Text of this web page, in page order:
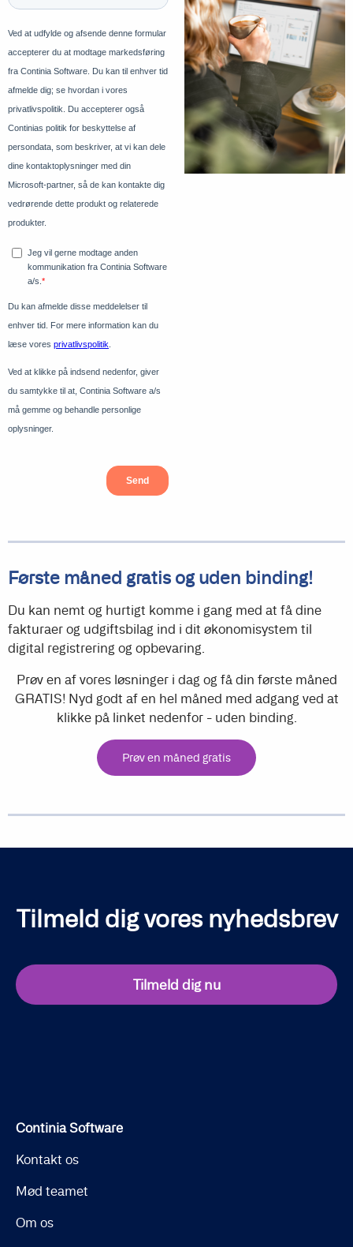
Første måned gratis og uden binding!
Du kan nemt og hurtigt komme i gang med at få dine
fakturaer og udgiftsbilag ind i dit økonomisystem til
digital registrering og opbevaring.
Prøv en af vores løsninger i dag og få din første måned
GRATIS! Nyd godt af en hel måned med adgang ved at
klikke på linket nedenfor - uden binding.
Prøv en måned gratis
Tilmeld dig vores nyhedsbrev
Tilmeld dig nu
Continia Software
Kontakt os
Mød teamet
Om os